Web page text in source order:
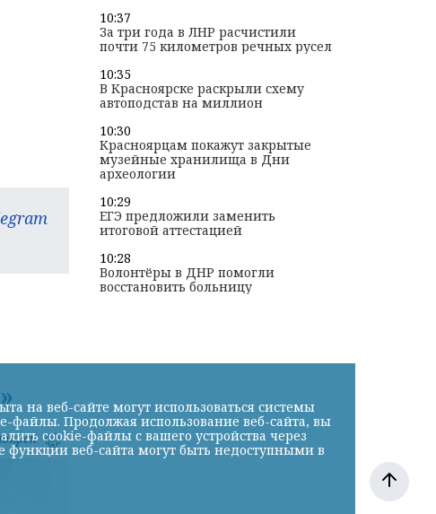
10:37
За три года в ЛНР расчистили
почти 75 километров речных русел
10:35
В Красноярске раскрыли схему
автоподстав на миллион
10:30
Красноярцам покажут закрытые
музейные хранилища в Дни
археологии
10:29
ЕГЭ предложили заменить
итоговой аттестацией
10:28
Волонтёры в ДНР помогли
восстановить больницу
на веб-сайте могут использоваться системы
файлы. Продолжая использование веб-сайта, вы
cookie-файлы с вашего устройства через
функции веб-сайта могут быть недоступными в